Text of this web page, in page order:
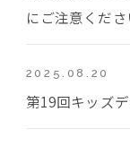
にご注意くださ
2025.08.20
第19回キッズ